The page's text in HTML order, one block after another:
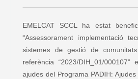
EMELCAT SCCL ha estat
“Assessorament implementació
sistemes de gestió de
referència “2023/DIH_01/
ajudes del Programa PADIH: